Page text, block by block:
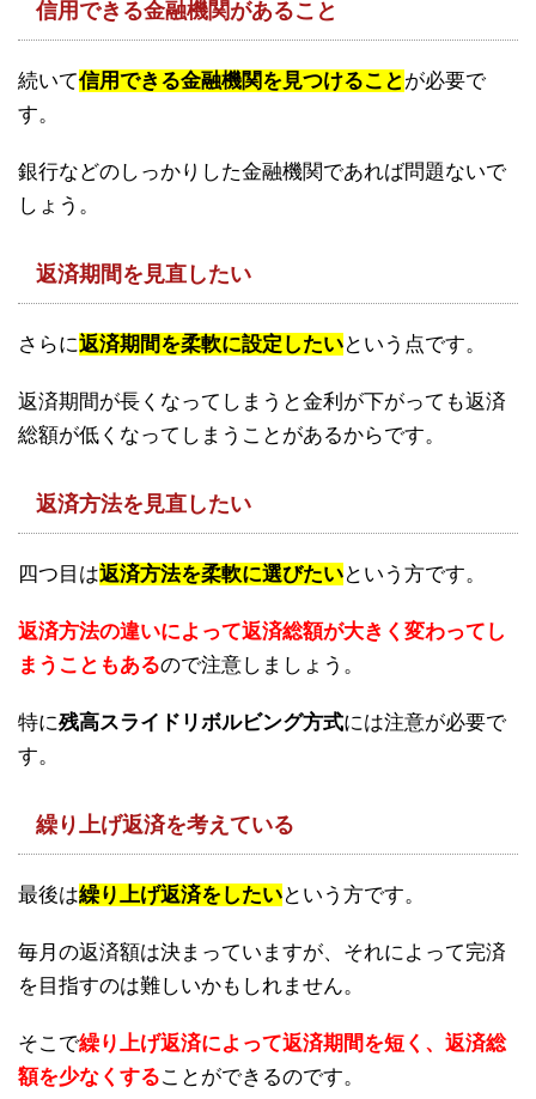
信用できる金融機関があること
続いて信用できる金融機関を見つけることが必要で
す。
銀行などのしっかりした金融機関であれば問題ないで
しょう。
返済期間を見直したい
さらに返済期間を柔軟に設定したいという点です。
返済期間が長くなってしまうと金利が下がっても返済
総額が低くなってしまうことがあるからです。
返済方法を見直したい
四つ目は返済方法を柔軟に選びたいという方です。
返済方法の違いによって返済総額が大きく変わってし
まうこともあるので注意しましょう。
特に残高スライドリボルビング方式には注意が必要で
す。
繰り上げ返済を考えている
最後は繰り上げ返済をしたいという方です。
毎月の返済額は決まっていますが、それによって完済
を目指すのは難しいかもしれません。
そこで繰り上げ返済によって返済期間を短く、返済総
額を少なくすることができるのです。